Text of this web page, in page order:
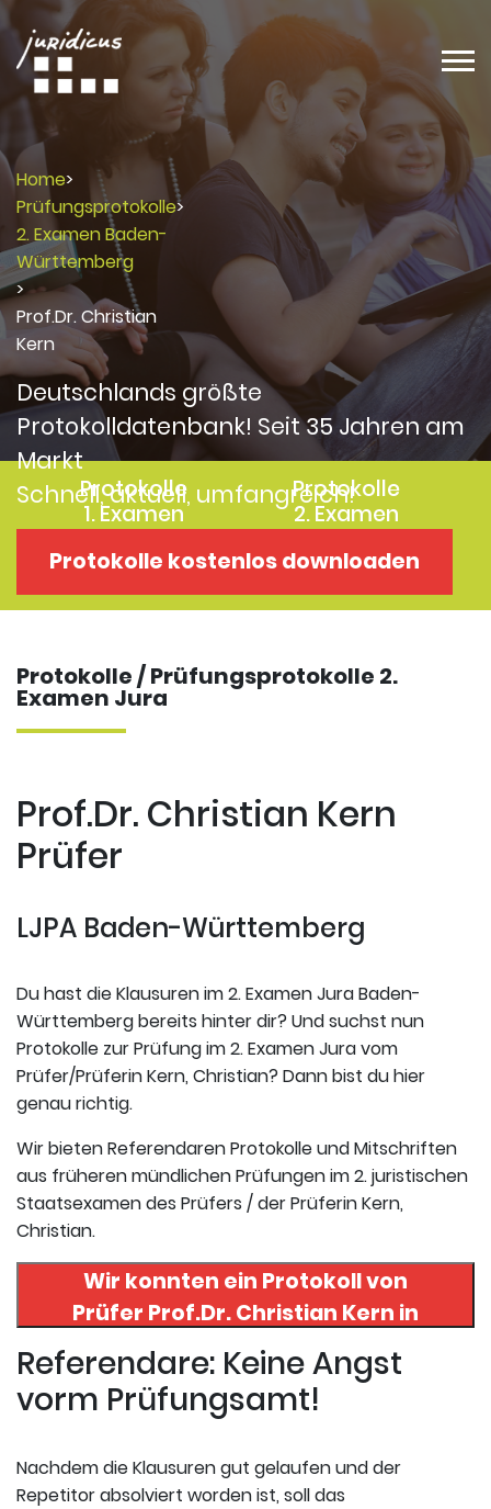
Home>
Prüfungsprotokolle>
2. Examen Baden-
Württemberg
>
Prof.Dr. Christian
Kern
Deutschlands größte
Protokolldatenbank! Seit 35 Jahren am
Markt
Schnell, aktuell, umfangreich!
Protokolle kostenlos downloaden
Protokolle
1. Examen
Protokolle
2. Examen
Protokolle
Examensklausuren
Kostenloses
Repititorium
Protokolle / Prüfungsprotokolle 2.
Examen Jura
Prof.Dr. Christian Kern
Prüfer
LJPA Baden-Württemberg
Du hast die Klausuren im 2. Examen Jura Baden-
Württemberg bereits hinter dir? Und suchst nun
Protokolle zur Prüfung im 2. Examen Jura vom
Prüfer/Prüferin Kern, Christian? Dann bist du hier
genau richtig.
Wir bieten Referendaren Protokolle und Mitschriften
aus früheren mündlichen Prüfungen im 2. juristischen
Staatsexamen des Prüfers / der Prüferin Kern,
Christian.
Wir konnten ein Protokoll von
Prüfer Prof.Dr. Christian Kern in
uneserer Datenbank finden. Hier
registrieren und das Protokoll
abrufen.
Referendare: Keine Angst
vorm Prüfungsamt!
Nachdem die Klausuren gut gelaufen und der
Repetitor absolviert worden ist, soll das